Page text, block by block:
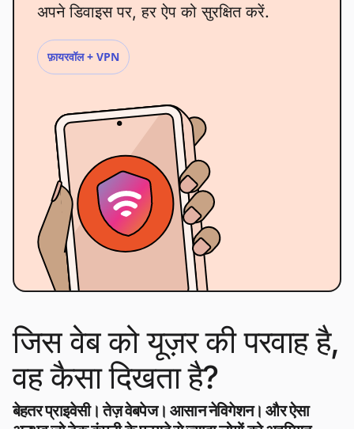
अपने डिवाइस पर, हर ऐप को सुरक्षित करें.
फ़ायरवॉल + VPN
जिस वेब को यूज़र की परवाह है,
वह कैसा दिखता है?
बेहतर प्राइवेसी। तेज़ वेबपेज। आसान नेविगेशन। और ऐसा